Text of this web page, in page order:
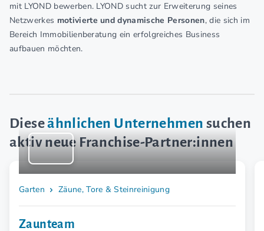
mit LYOND bewerben. LYOND sucht zur Erweiterung seines
Netzwerkes motivierte und dynamische Personen, die sich im
Bereich Immobilienberatung ein erfolgreiches Business
aufbauen möchten.
Dieseähnlichen Unternehmen suchen
aktiv neue Franchise-Partner:innen
Garten Zäune, Tore & Steinreinigung
Zaunteam